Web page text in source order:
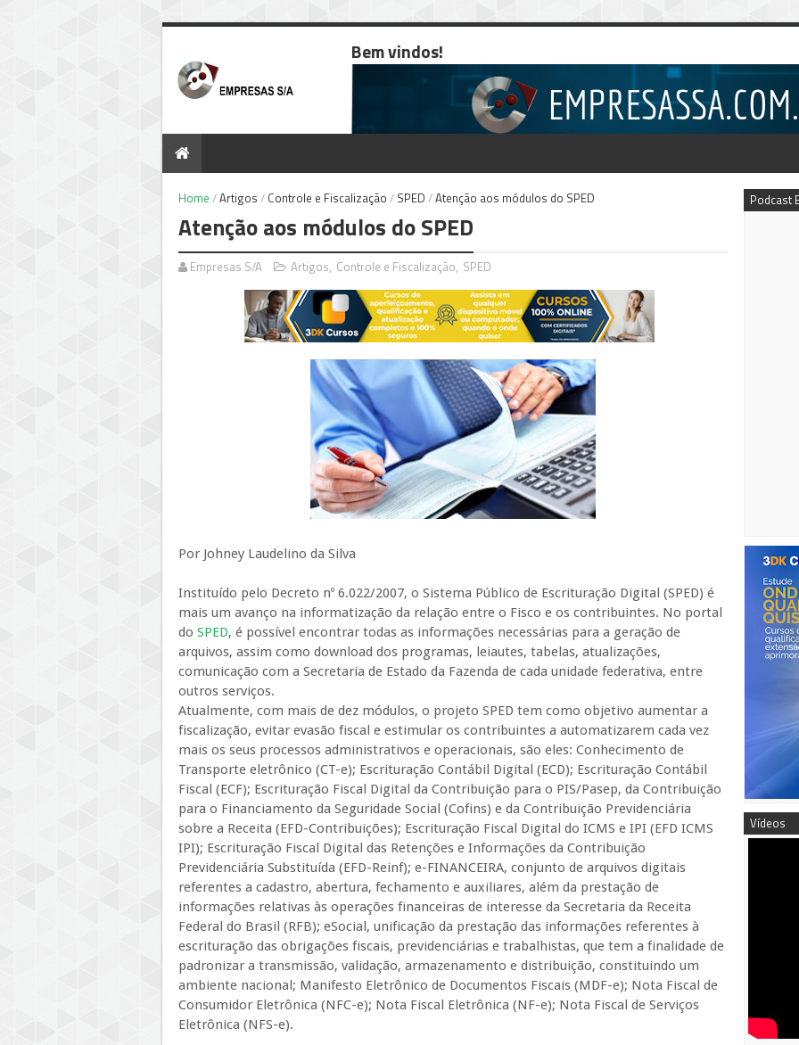
Bem vindos!
Home /Artigos / Controle e Fiscalização / SPED /Atenção aos módulos do SPED
Atenção aos módulos do SPED
Empresas S/A Artigos, Controle e Fiscalização, SPED
Por Johney Laudelino da Silva
Instituído pelo Decreto nº 6.022/2007, o Sistema Público de Escrituração Digital (SPED) é
mais um avanço na informatização da relação entre o Fisco e os contribuintes. No portal
do SPED, é possível encontrar todas as informações necessárias para a geração de
arquivos, assim como download dos programas, leiautes, tabelas, atualizações,
comunicação com a Secretaria de Estado da Fazenda de cada unidade federativa, entre
outros serviços.
Atualmente, com mais de dez módulos, o projeto SPED tem como objetivo aumentar a
fiscalização, evitar evasão fiscal e estimular os contribuintes a automatizarem cada vez
mais os seus processos administrativos e operacionais, são eles: Conhecimento de
Transporte eletrônico (CT-e); Escrituração Contábil Digital (ECD); Escrituração Contábil
Fiscal (ECF); Escrituração Fiscal Digital da Contribuição para o PIS/Pasep, da Contribuição
para o Financiamento da Seguridade Social (Cofins) e da Contribuição Previdenciária
sobre a Receita (EFD-Contribuições); Escrituração Fiscal Digital do ICMS e IPI (EFD ICMS
IPI); Escrituração Fiscal Digital das Retenções e Informações da Contribuição
Previdenciária Substituída (EFD-Reinf); e-FINANCEIRA, conjunto de arquivos digitais
referentes a cadastro, abertura, fechamento e auxiliares, além da prestação de
informações relativas às operações financeiras de interesse da Secretaria da Receita
Federal do Brasil (RFB); eSocial, unificação da prestação das informações referentes à
escrituração das obrigações fiscais, previdenciárias e trabalhistas, que tem a finalidade de
padronizar a transmissão, validação, armazenamento e distribuição, constituindo um
ambiente nacional; Manifesto Eletrônico de Documentos Fiscais (MDF-e); Nota Fiscal de
Consumidor Eletrônica (NFC-e); Nota Fiscal Eletrônica (NF-e); Nota Fiscal de Serviços
Eletrônica (NFS-e).
Podcast
Vídeos